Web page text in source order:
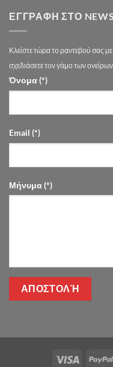
ΕΓΓΡΑΦΉ ΣΤΟ
Κλείστε τώρα το ραντεβού σας
σχεδιάσετε τον γάμο των
Όνομα (*)
Email (*)
Μήνυμα (*)
Visa